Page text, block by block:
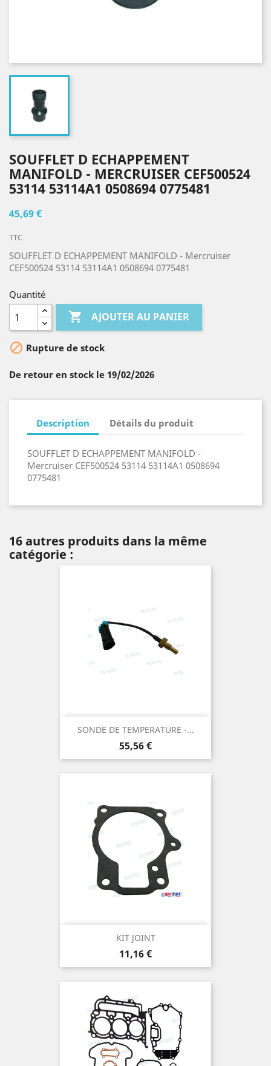
SOUFFLET D ECHAPPEMENT
MANIFOLD - MERCRUISER CEF500524
53114 53114A1 0508694 0775481
45,69 €
TTC
SOUFFLET D ECHAPPEMENT MANIFOLD - Mercruiser
CEF500524 53114 53114A1 0508694 0775481
Quantité
 AJOUTER AU PANIER
 Rupture de stock
De retour en stock le 19/02/2026
Description Détails du produit
SOUFFLET D ECHAPPEMENT MANIFOLD -
Mercruiser CEF500524 53114 53114A1 0508694
0775481
16 autres produits dans la même
catégorie :
SONDE DE TEMPERATURE -...
Prix
55,56 €
KIT JOINT
Prix
11,16 €